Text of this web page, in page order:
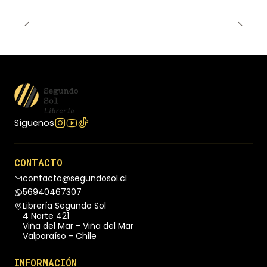
sueños y pasiones. Este libro te enseñara como
lograrlo.
Síguenos
CONTACTO
contacto@segundosol.cl
56940467307
Librería Segundo Sol
4 Norte 421
Viña del Mar - Viña del Mar
Valparaíso - Chile
INFORMACIÓN